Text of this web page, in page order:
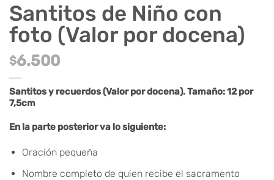
Santitos de Niño con
foto (Valor por docena)
$6.500
Santitos y recuerdos (Valor por docena). Tamaño: 12 por
7,5cm
En la parte posterior va lo siguiente:
Oración pequeña
Nombre completo de quien recibe el sacramento